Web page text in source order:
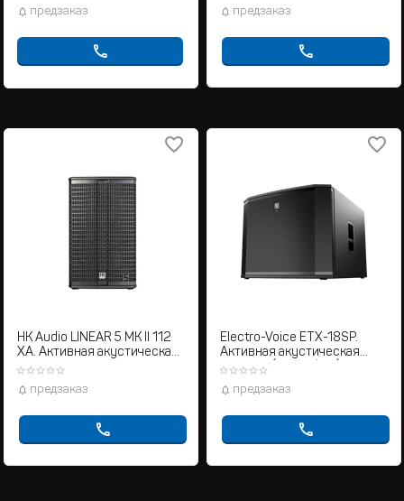
предзаказ предзаказ
HK Audio LINEAR 5 MK II 112
XA. Активная акустическая
система
предзаказ
Electro-Voice ETX-18SP.
Активная акустическая
система (Сабвуфер)
предзаказ